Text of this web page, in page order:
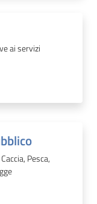
ai servizi
Pesca,